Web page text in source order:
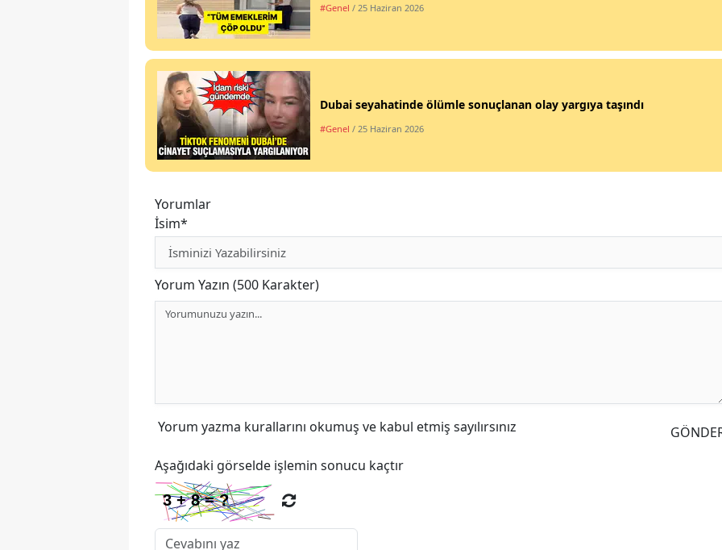
#Genel / 25 Haziran 2026
Dubai seyahatinde ölümle sonuçlanan olay yargıya taşındı
#Genel / 25 Haziran 2026
Yorumlar
İsim*
Yorum Yazın (500 Karakter)
Yorum yazma kurallarını okumuş ve kabul etmiş sayılırsınız
Aşağıdaki görselde işlemin sonucu kaçtır